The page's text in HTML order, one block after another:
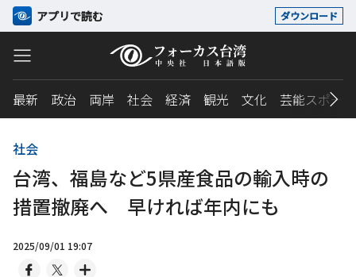
アプリで読む ダウンロード
最新 政治 両岸 社会 経済 観光 文化 芸能スポーツ
社会
台湾、福島など5県産食品の輸入時の
措置撤廃へ 早ければ年内にも
2025/09/01 19:07